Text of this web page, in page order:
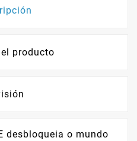
producto
desbloqueia o mundo